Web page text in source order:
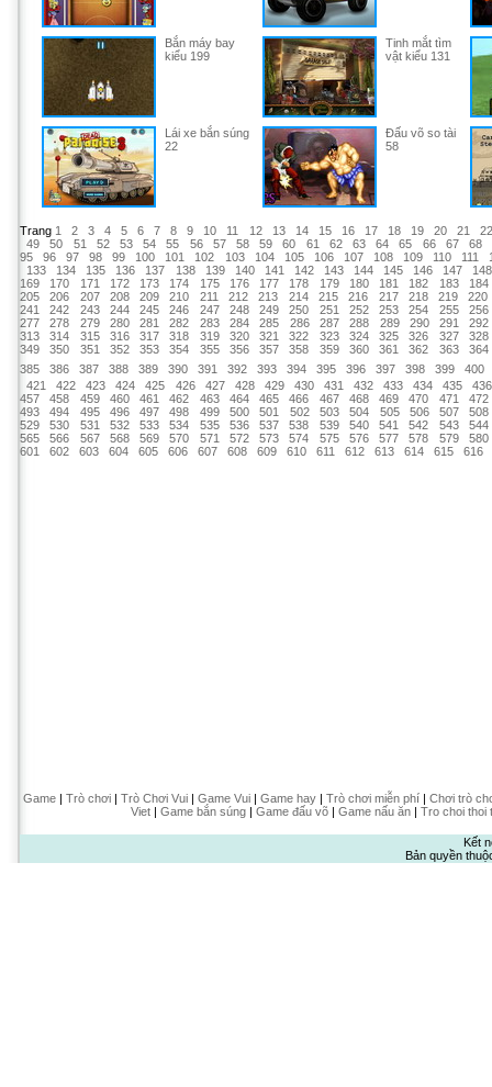
Bắn máy bay
kiểu 199
Tinh mắt tìm
vật kiểu 131
Lái xe bắn súng
22
Đấu võ so tài
58
Trang 1 2 3 4 5 6 7 8 9 10 11 12 13 14 15 16 17 18 19 20 21
22
49
50 51 52 53 54 55 56 57 58 59 60 61 62 63 64 65 66 67
68
95
96 97 98 99 100 101 102 103 104 105 106 107 108 109 110 111
133
134 135 136 137 138 139 140 141 142 143 144 145 146 147
148
169
170 171 172 173 174 175 176 177 178 179 180 181 182 183
184
205
206 207 208 209 210 211 212 213 214 215 216 217 218 219
220
241
242 243 244 245 246 247 248 249 250 251 252 253 254 255
256
277
278 279 280 281 282 283 284 285 286 287 288 289 290 291
292
313
314 315 316 317 318 319 320 321 322 323 324 325 326 327
328
349
350 351 352 353 354 355 356 357 358 359 360 361 362 363
364
385
386 387 388 389 390 391 392 393 394 395 396 397 398 399
400
421
422 423 424 425 426 427 428 429 430 431 432 433 434 435
436
457
458 459 460 461 462 463 464 465 466 467 468 469 470 471
472
493
494 495 496 497 498 499 500 501 502 503 504 505 506 507
508
529
530 531 532 533 534 535 536 537 538 539 540 541 542 543
544
565
566 567 568 569 570 571 572 573 574 575 576 577 578 579
580
601
602 603 604 605 606 607 608 609 610 611 612 613 614 615 616
Game| Trò chơi| Trò Chơi Vui| Game Vui| Game hay| Trò chơi miễn phí| Chơi trò
Viet| Game bắn súng| Game đấu võ| Game nấu ăn| Tro choi thoi
Kết
Bản quyền